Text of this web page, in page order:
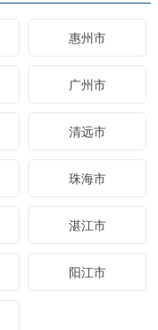
惠州市
广州市
清远市
珠海市
湛江市
阳江市